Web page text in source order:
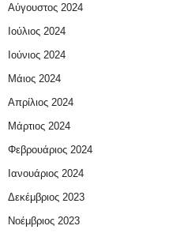
Αύγουστος 2024
Ιούλιος 2024
Ιούνιος 2024
Μάιος 2024
Απρίλιος 2024
Μάρτιος 2024
Φεβρουάριος 2024
Ιανουάριος 2024
Δεκέμβριος 2023
Νοέμβριος 2023